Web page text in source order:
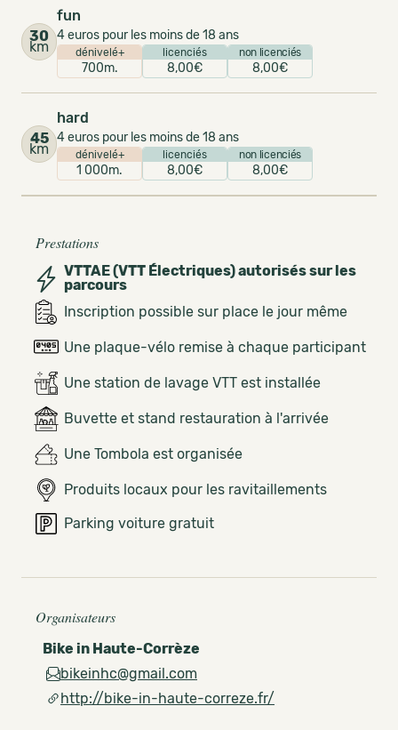
30
km
fun
4 euros pour les moins de 18 ans
dénivelé+
700m.
licenciés
8,00€
non licenciés
8,00€
45
km
hard
4 euros pour les moins de 18 ans
dénivelé+
1 000m.
licenciés
8,00€
non licenciés
8,00€
Prestations
VTTAE (VTT Électriques) autorisés sur les
parcours
Inscription possible sur place le jour même
Une plaque-vélo remise à chaque participant
Une station de lavage VTT est installée
Buvette et stand restauration à l'arrivée
Une Tombola est organisée
Produits locaux pour les ravitaillements
Parking voiture gratuit
Organisateurs
Bike in Haute-Corrèze
bikeinhc@gmail.com
http://bike-in-haute-correze.fr/